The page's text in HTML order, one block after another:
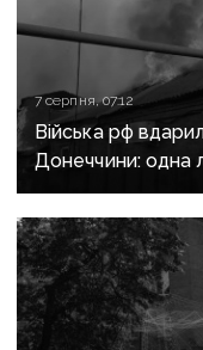
7 серпня, 07:12
Війська рф
Донеччини: одна
поранені